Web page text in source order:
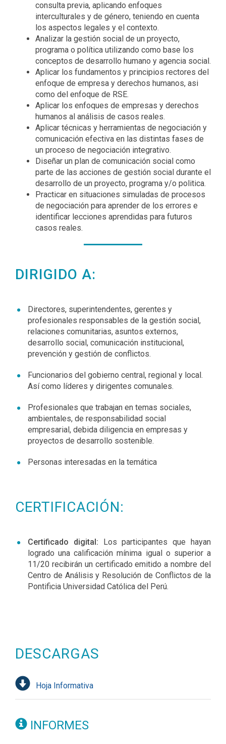
consulta previa, aplicando enfoques
interculturales y de género, teniendo en cuenta
los aspectos legales y el contexto.
Analizar la gestión social de un proyecto,
programa o política utilizando como base los
conceptos de desarrollo humano y agencia social.
Aplicar los fundamentos y principios rectores del
enfoque de empresa y derechos humanos, asi
como del enfoque de RSE.
Aplicar los enfoques de empresas y derechos
humanos al análisis de casos reales.
Aplicar técnicas y herramientas de negociación y
comunicación efectiva en las distintas fases de
un proceso de negociación integrativo.
Diseñar un plan de comunicación social como
parte de las acciones de gestión social durante el
desarrollo de un proyecto, programa y/o politica.
Practicar en situaciones simuladas de procesos
de negociación para aprender de los errores e
identificar lecciones aprendidas para futuros
casos reales.
DIRIGIDO A:
Directores, superintendentes, gerentes y
profesionales responsables de la gestión social,
relaciones comunitarias, asuntos externos,
desarrollo social, comunicación institucional,
prevención y gestión de conflictos.
Funcionarios del gobierno central, regional y local.
Así como líderes y dirigentes comunales.
Profesionales que trabajan en temas sociales,
ambientales, de responsabilidad social
empresarial, debida diligencia en empresas y
proyectos de desarrollo sostenible.
Personas interesadas en la temática
CERTIFICACIÓN:
Certificado digital: Los participantes que hayan
logrado una calificación mínima igual o superior a
11/20 recibirán un certificado emitido a nombre del
Centro de Análisis y Resolución de Conflictos de la
Pontificia Universidad Católica del Perú.
DESCARGAS
Hoja Informativa
INFORMES